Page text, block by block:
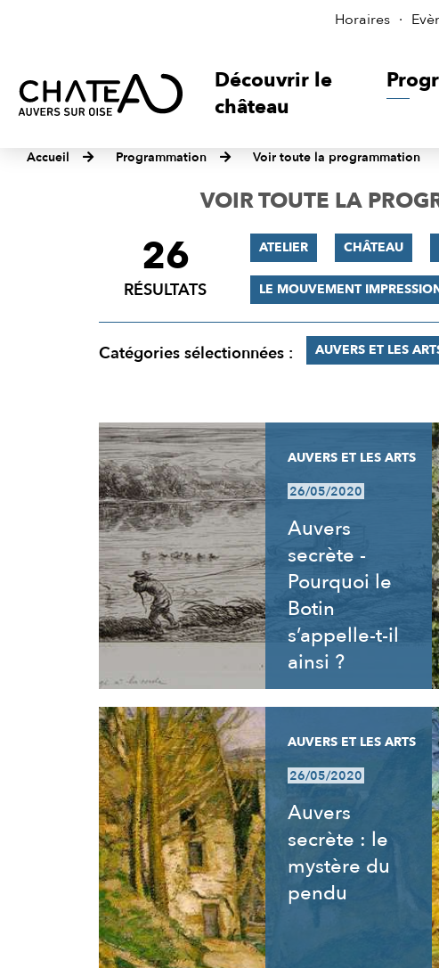
Horaires
Découvrir le
château
Accueil Programmation Voir toute la programmation
VOIR TOUTE LA
FILTRER
RÉSULTATS
26
RÉSULTATS
ATELIER CHÂTEAU
LE MOUVEMENT
Catégories sélectionnées : AUVERS ET LES
RÉSULTATS
AUVERS ET LES ARTS
26/05/2020
Auvers
secrète -
Pourquoi le
Botin
s’appelle-t-il
ainsi ?
AUVERS ET LES ARTS
26/05/2020
Auvers
secrète : le
mystère du
pendu